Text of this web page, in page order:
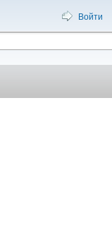
Войти